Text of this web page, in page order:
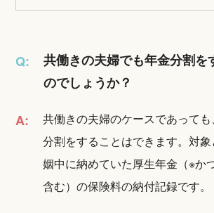
Q:
共働きの夫婦でも年金分割を
のでしょうか？
A:
共働きの夫婦のケースであって
分割をすることはできます。対
姻中に納めていた厚生年金（※か
含む）の保険料の納付記録です。